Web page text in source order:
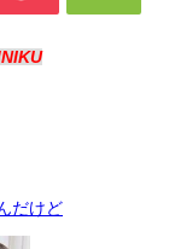
だけど